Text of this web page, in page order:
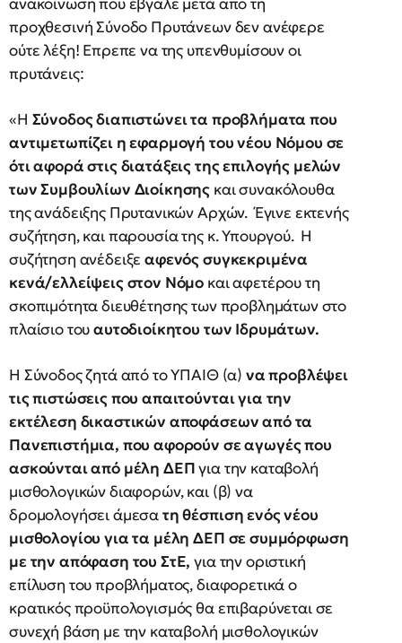
προχθεσινή Σύνοδο Πρυτάνεων δεν ανέφερε
ούτε λέξη! Επρεπε να της υπενθυμίσουν οι
πρυτάνεις:
«H Σύνοδος διαπιστώνει τα προβλήματα που
αντιμετωπίζει η εφαρμογή του νέου Νόμου σε
ότι αφορά στις διατάξεις της επιλογής μελών
των Συμβουλίων Διοίκησης και συνακόλουθα
της ανάδειξης Πρυτανικών Αρχών. Έγινε εκτενής
συζήτηση, και παρουσία της κ. Υπουργού. Η
συζήτηση ανέδειξεαφενός συγκεκριμένα
κενά/ελλείψεις στον Νόμο και αφετέρου τη
σκοπιμότητα διευθέτησης των προβλημάτων στο
πλαίσιο τουαυτοδιοίκητου των Ιδρυμάτων.
Η Σύνοδος ζητά από το ΥΠΑΙΘ (α) να προβλέψει
τις πιστώσεις που απαιτούνται για την
εκτέλεση δικαστικών αποφάσεων από τα
Πανεπιστήμια, που αφορούν σε αγωγές που
ασκούνται από μέλη ΔΕΠγια την καταβολή
μισθολογικών διαφορών, και (β) να
δρομολογήσει άμεσατη θέσπιση ενός νέου
μισθολογίου για τα μέλη ΔΕΠ σε συμμόρφωση
με την απόφαση του ΣτΕ,για την οριστική
επίλυση του προβλήματος, διαφορετικά ο
κρατικός προϋπολογισμός θα επιβαρύνεται σε
συνεχή βάση με την καταβολή μισθολογικών